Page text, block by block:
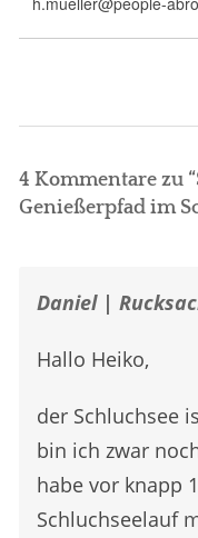
4 Kommentare zu “
Genießerpfad im
Daniel |
Hallo Heiko,
der Schluchsee
bin ich zwar
habe vor knapp
Schluchseelauf